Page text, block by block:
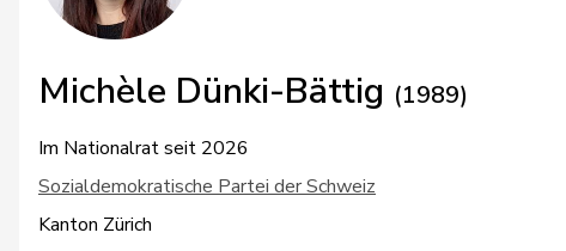
Michèle Dünki-Bättig (1989)
Im Nationalrat seit 2026
Sozialdemokratische Partei der Schweiz
Kanton Zürich